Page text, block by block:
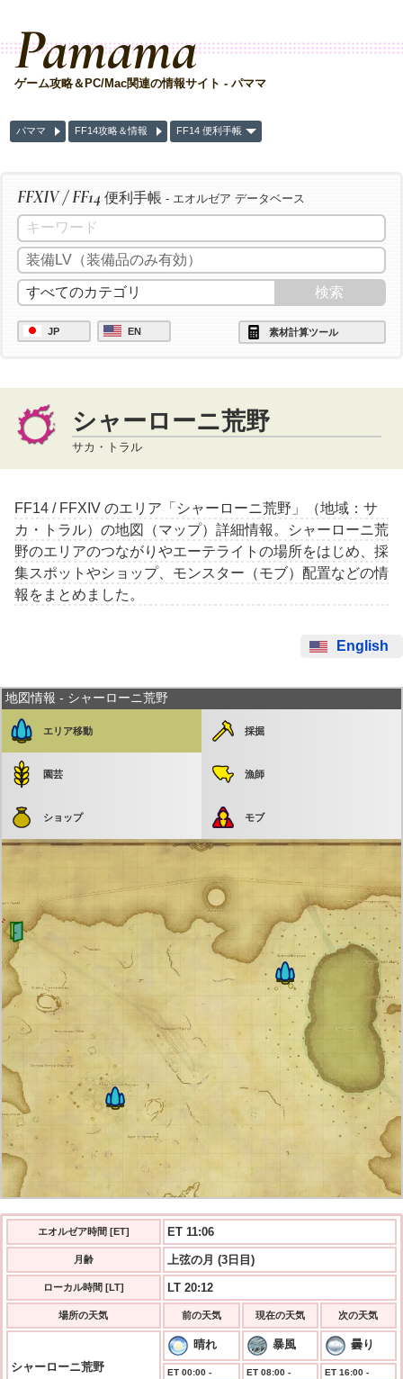
Pamama
ゲーム攻略＆PC/Mac関連の情報サイト - パママ
パママ FF14攻略＆情報 FF14 便利手帳
FFXIV / FF14 便利手帳 - エオルゼア データベース
JP EN 素材計算ツール
シャーローニ荒野
サカ・トラル
FF14 / FFXIV のエリア「シャーローニ荒野」（地域：サ
カ・トラル）の地図（マップ）詳細情報。シャーローニ荒
野のエリアのつながりやエーテライトの場所をはじめ、採
集スポットやショップ、モンスター（モブ）配置などの情
報をまとめました。
English
地図情報 - シャーローニ荒野
エリア移動 採掘
園芸 漁師
ショップ モブ
エオルゼア時間 [ET] ET 11:06
月齢 上弦の月 (3日目)
ローカル時間 [LT] LT 20:12
場所の天気 前の天気 現在の天気 次の天気
シャーローニ荒野
晴れ 暴風 曇り
ET 00:00 - ET 08:00 - ET 16:00 -